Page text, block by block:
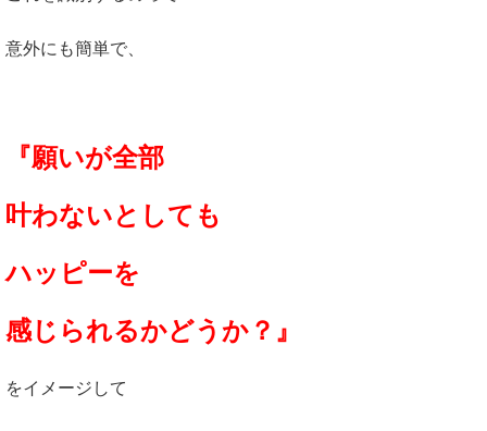
意外にも簡単で、
『願いが全部
叶わないとしても
ハッピーを
感じられるかどうか？』
をイメージして